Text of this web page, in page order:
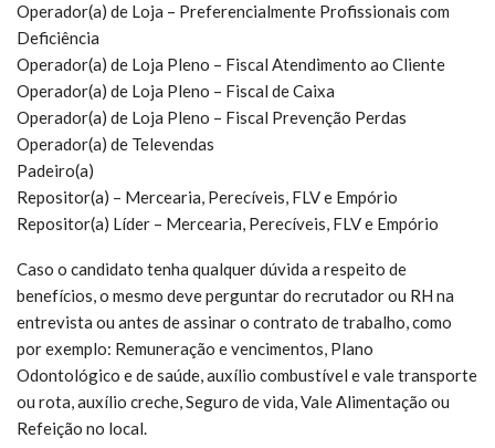
Operador(a) de Loja – Preferencialmente Profissionais com
Deficiência
Operador(a) de Loja Pleno – Fiscal Atendimento ao Cliente
Operador(a) de Loja Pleno – Fiscal de Caixa
Operador(a) de Loja Pleno – Fiscal Prevenção Perdas
Operador(a) de Televendas
Padeiro(a)
Repositor(a) – Mercearia, Perecíveis, FLV e Empório
Repositor(a) Líder – Mercearia, Perecíveis, FLV e Empório
Caso o candidato tenha qualquer dúvida a respeito de
benefícios, o mesmo deve perguntar do recrutador ou RH na
entrevista ou antes de assinar o contrato de trabalho, como
por exemplo: Remuneração e vencimentos, Plano
Odontológico e de saúde, auxílio combustível e vale transporte
ou rota, auxílio creche, Seguro de vida, Vale Alimentação ou
Refeição no local.